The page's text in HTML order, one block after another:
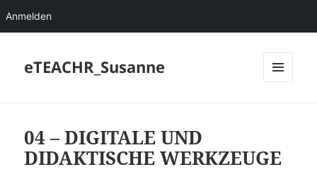
Anmelden
eTEACHR_Susanne
04 – DIGITALE UND
DIDAKTISCHE WERKZEUGE